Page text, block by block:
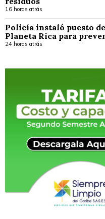
16 horas atrás
Policía instaló puesto
Planeta Rica para
24 horas atrás